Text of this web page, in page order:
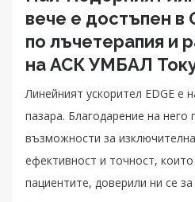
вече е достъпен в
по лъчетерапия и
на АСК УМБАЛ
Линейният ускорител EDGE е
пазара. Благодарение на него
възможности за
ефективност и точност,
пациентите, доверили ни се